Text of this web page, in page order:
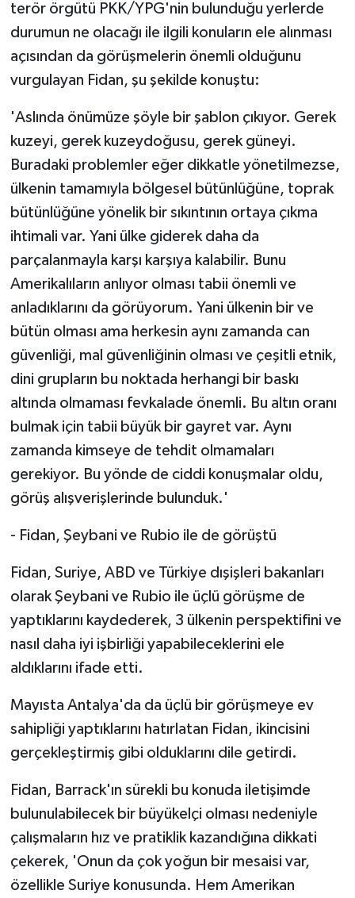
terör örgütü PKK/YPG'nin bulunduğu yerlerde
durumun ne olacağı ile ilgili konuların ele alınması
açısından da görüşmelerin önemli olduğunu
vurgulayan Fidan, şu şekilde konuştu:
'Aslında önümüze şöyle bir şablon çıkıyor. Gerek
kuzeyi, gerek kuzeydoğusu, gerek güneyi.
Buradaki problemler eğer dikkatle yönetilmezse,
ülkenin tamamıyla bölgesel bütünlüğüne, toprak
bütünlüğüne yönelik bir sıkıntının ortaya çıkma
ihtimali var. Yani ülke giderek daha da
parçalanmayla karşı karşıya kalabilir. Bunu
Amerikalıların anlıyor olması tabii önemli ve
anladıklarını da görüyorum. Yani ülkenin bir ve
bütün olması ama herkesin aynı zamanda can
güvenliği, mal güvenliğinin olması ve çeşitli etnik,
dini grupların bu noktada herhangi bir baskı
altında olmaması fevkalade önemli. Bu altın oranı
bulmak için tabii büyük bir gayret var. Aynı
zamanda kimseye de tehdit olmamaları
gerekiyor. Bu yönde de ciddi konuşmalar oldu,
görüş alışverişlerinde bulunduk.'
- Fidan, Şeybani ve Rubio ile de görüştü
Fidan, Suriye, ABD ve Türkiye dışişleri bakanları
olarak Şeybani ve Rubio ile üçlü görüşme de
yaptıklarını kaydederek, 3 ülkenin perspektifini ve
nasıl daha iyi işbirliği yapabileceklerini ele
aldıklarını ifade etti.
Mayısta Antalya'da da üçlü bir görüşmeye ev
sahipliği yaptıklarını hatırlatan Fidan, ikincisini
gerçekleştirmiş gibi olduklarını dile getirdi.
Fidan, Barrack'ın sürekli bu konuda iletişimde
bulunulabilecek bir büyükelçi olması nedeniyle
çalışmaların hız ve pratiklik kazandığına dikkati
çekerek, 'Onun da çok yoğun bir mesaisi var,
özellikle Suriye konusunda. Hem Amerikan